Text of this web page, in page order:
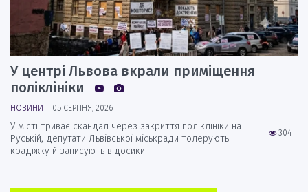
У центрі Львова вкрали приміщення
поліклініки
НОВИНИ 05 СЕРПНЯ, 2026
304
У місті триває скандал через закриття поліклініки на
Руській, депутати Львівської міськради толерують
крадіжку й записують відосики